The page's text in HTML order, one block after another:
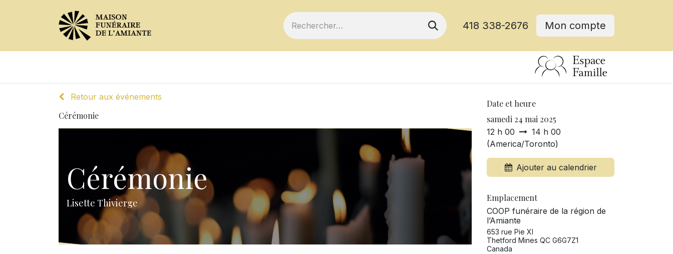
418 338-2676 Mon compte
Retour aux événements
Cérémonie
Cérémonie
Lisette Thivierge
Date et heure
samedi 24 mai 2025
12 h 00
14 h 00
(America/Toronto)
Ajouter au calendrier
Emplacement
COOP funéraire de la région de
l’Amiante
653 rue Pie XI
Thetford Mines QC G6G7Z1
Canada